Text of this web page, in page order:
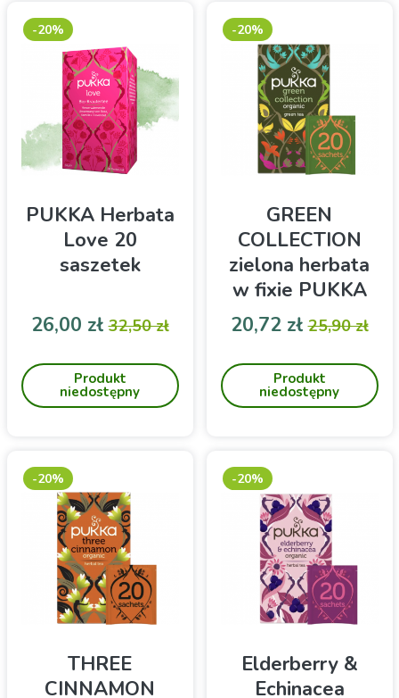
PUKKA Herbata
Love 20
saszetek
organic w 20 saszetkach
Cena
26,00 złCena podstawowa
32,50 zł
Produkt
niedostępny
-20%
GREEN
COLLECTION
zielona herbata
w fixie PUKKA
20 sztuk
saszetkach do zaparzania
Cena
20,72 złCena
25,90 zł
Produkt
niedostępny
-20%
THREE
CINNAMON
-20%
Elderberry &
Echinacea
-20%